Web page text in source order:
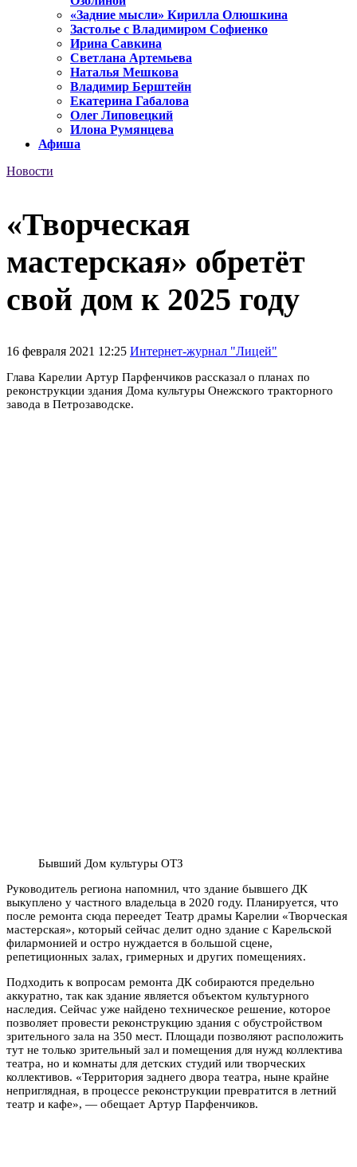
«Задние мысли» Кирилла Олюшкина
Застолье с Владимиром Софиенко
Ирина Савкина
Светлана Артемьева
Наталья Мешкова
Владимир Берштейн
Екатерина Габалова
Олег Липовецкий
Илона Румянцева
Афиша
Новости
«Творческая
мастерская» обретёт
свой дом к 2025 году
16 февраля 2021 12:25 Интернет-журнал "Лицей"
Глава Карелии Артур Парфенчиков рассказал о планах по
реконструкции здания Дома культуры Онежского тракторного
завода в Петрозаводске.
Бывший Дом культуры ОТЗ
Руководитель региона напомнил, что здание бывшего ДК
выкуплено у частного владельца в 2020 году. Планируется, что
после ремонта сюда переедет Театр драмы Карелии «Творческая
мастерская», который сейчас делит одно здание с Карельской
филармонией и остро нуждается в большой сцене,
репетиционных залах, гримерных и других помещениях.
Подходить к вопросам ремонта ДК собираются предельно
аккуратно, так как здание является объектом культурного
наследия. Сейчас уже найдено техническое решение, которое
позволяет провести реконструкцию здания с обустройством
зрительного зала на 350 мест. Площади позволяют расположить
тут не только зрительный зал и помещения для нужд коллектива
театра, но и комнаты для детских студий или творческих
коллективов. «Территория заднего двора театра, ныне крайне
неприглядная, в процессе реконструкции превратится в летний
театр и кафе», — обещает Артур Парфенчиков.